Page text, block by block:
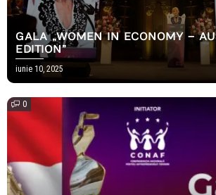
GALA „WOMEN IN ECONOMY –
EDITION”
iunie 10, 2025
0